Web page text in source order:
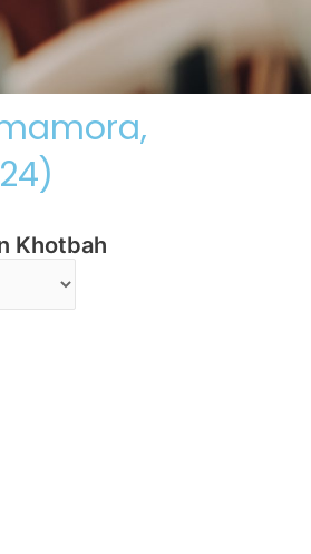
Khotbah